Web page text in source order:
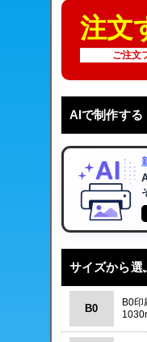
注文
ご注文
AIで制作する
サイズから選
B0
B0印